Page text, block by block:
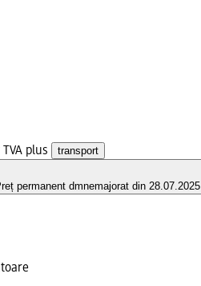
TVA plus transport
permanent dmnemajorat din 28.07.2025